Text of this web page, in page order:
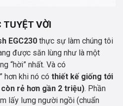
TUYỆT VỜI
EGC230 thực sự làm chúng tôi
được săn lùng như là một
“hời” nhất. Và có
hơn khi nó có thiết kế giống tới
rẻ hơn gần 2 triệu). Phần
lấy lưng người ngồi (chuẩn